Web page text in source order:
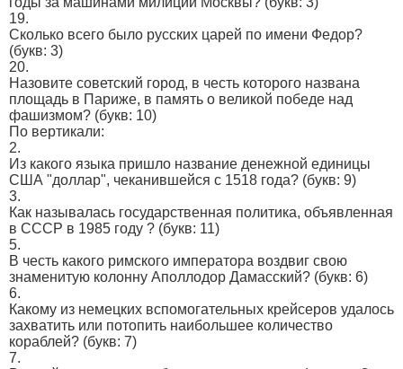
19.
Сколько всего было русских царей по имени Федор?
(букв: 3)
20.
Назовите советский город, в честь которого названа
площадь в Париже, в память о великой победе над
фашизмом? (букв: 10)
По вертикали:
2.
Из какого языка пришло название денежной единицы
США "доллар", чеканившейся с 1518 года? (букв: 9)
3.
Как называлась государственная политика, объявленная
в СССР в 1985 году ? (букв: 11)
5.
В честь какого римского императора воздвиг свою
знаменитую колонну Аполлодор Дамасский? (букв: 6)
6.
Какому из немецких вспомогательных крейсеров удалось
захватить или потопить наибольшее количество
кораблей? (букв: 7)
7.